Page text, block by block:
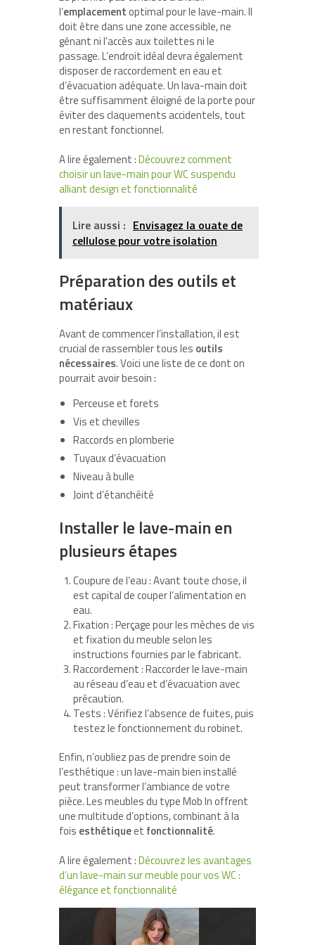
l’emplacementoptimal pour le lave-main. Il
doit être dans une zone accessible, ne
gênant ni l’accès aux toilettes ni le
passage. L’endroit idéal devra également
disposer de raccordement en eau et
d’évacuation adéquate. Un lava-main doit
être suffisamment éloigné de la porte pour
éviter des claquements accidentels, tout
en restant fonctionnel.
A lire également :Découvrez comment
choisir un lave-main pour WC suspendu
alliant design et fonctionnalité
Lire aussi : Envisagez la ouate de
cellulose pour votre isolation
Préparation des outils et
matériaux
Avant de commencer l’installation, il est
crucial de rassembler tous les outils
nécessaires. Voici une liste de ce dont on
pourrait avoir besoin :
Perceuse et forets
Vis et chevilles
Raccords en plomberie
Tuyaux d’évacuation
Niveau à bulle
Joint d’étanchéité
Installer le lave-main en
plusieurs étapes
Coupure de l’eau : Avant toute chose, il
est capital de couper l’alimentation en
eau.
Fixation : Perçage pour les mèches de vis
et fixation du meuble selon les
instructions fournies par le fabricant.
Raccordement : Raccorder le lave-main
au réseau d’eau et d’évacuation avec
précaution.
Tests : Vérifiez l’absence de fuites, puis
testez le fonctionnement du robinet.
Enfin, n’oubliez pas de prendre soin de
l’esthétique : un lave-main bien installé
peut transformer l’ambiance de votre
pièce. Les meubles du type Mob In offrent
une multitude d’options, combinant à la
fois esthétiqueet fonctionnalité.
A lire également :Découvrez les avantages
d’un lave-main sur meuble pour vos WC :
élégance et fonctionnalité